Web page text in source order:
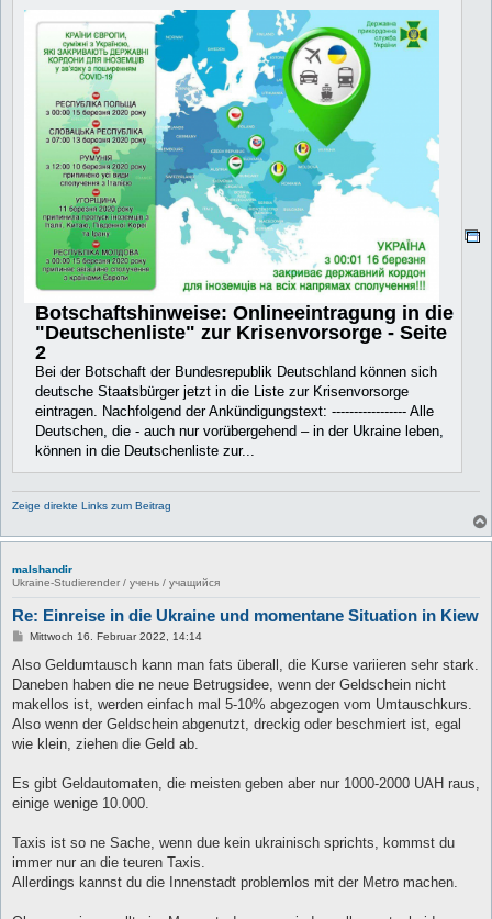
Botschaftshinweise: Onlineeintragung in die
"Deutschenliste" zur Krisenvorsorge - Seite
2
Bei der Botschaft der Bundesrepublik Deutschland können sich
deutsche Staatsbürger jetzt in die Liste zur Krisenvorsorge
eintragen. Nachfolgend der Ankündigungstext: ----------------- Alle
Deutschen, die - auch nur vorübergehend – in der Ukraine leben,
können in die Deutschenliste zur...
Zeige direkte Links zum Beitrag
malshandir
Ukraine-Studierender / учень / учащийся
Re: Einreise in die Ukraine und momentane Situation in Kiew
B
i
r
a
Mittwoch 16. Februar 2022, 14:14
Also Geldumtausch kann man fats überall, die Kurse variieren sehr stark.
Daneben haben die ne neue Betrugsidee, wenn der Geldschein nicht
makellos ist, werden einfach mal 5-10% abgezogen vom Umtauschkurs.
Also wenn der Geldschein abgenutzt, dreckig oder beschmiert ist, egal
wie klein, ziehen die Geld ab.
Es gibt Geldautomaten, die meisten geben aber nur 1000-2000 UAH raus,
einige wenige 10.000.
Taxis ist so ne Sache, wenn due kein ukrainisch sprichts, kommst du
immer nur an die teuren Taxis.
Allerdings kannst du die Innenstadt problemlos mit der Metro machen.